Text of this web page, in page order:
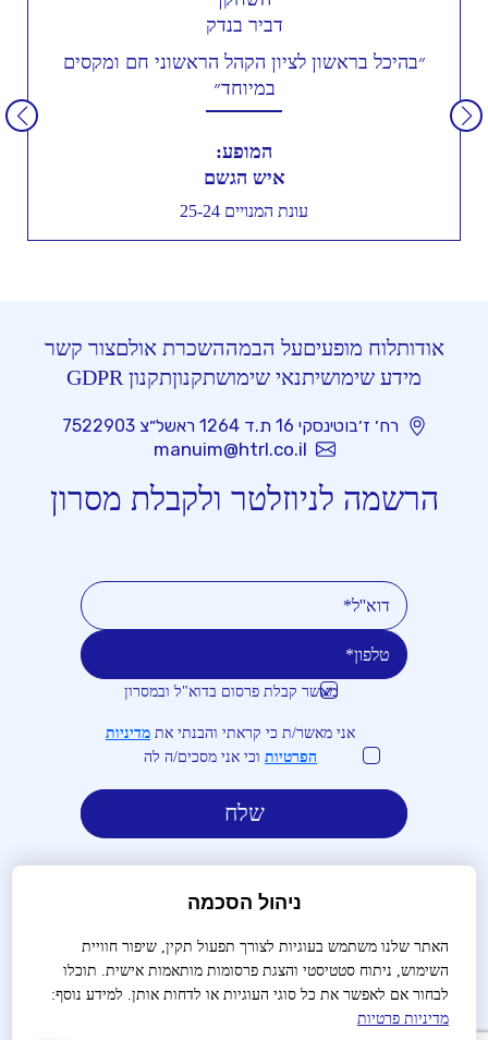
דביר בנדק
״בהיכל בראשון לציון הקהל הראשוני חם ומקסים
במיוחד״
המופע:
איש הגשם
עונת המנויים 25-24
אודותלוח מופעיםעל הבמההשכרת אולםצור קשר
מידע שימושיתנאי שימושתקנוןתקנון GDPR
רח׳ ז׳בוטינסקי 16 ת.ד 1264 ראשל״צ 7522903
manuim@htrl.co.il
הרשמה לניוזלטר ולקבלת מסרון
מאשר קבלת פרסום בדוא"ל ובמסרון
אני מאשר/ת כי קראתי והבנתי את מדיניות
הפרטיות וכי אני מסכים/ה לה
לבירורים והזמנות:03-9488666
שאלות נפוצות צור קשר
ניהול הסכמה
האתר שלנו משתמש בעוגיות לצורך תפעול תקין, שיפור חוויית
השימוש, ניתוח סטטיסטי והצגת פרסומות מותאמות אישית. תוכלו
לבחור אם לאפשר את כל סוגי העוגיות או לדחות אותן. למידע נוסף:
מדיניות פרטיות